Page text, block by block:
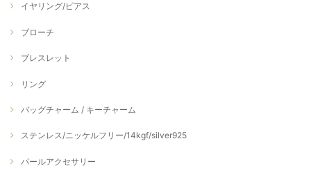
イヤリング/ピアス
ブローチ
ブレスレット
リング
バッグチャーム / キーチャーム
ステンレス/ニッケルフリー/14kgf/silver925
パールアクセサリー